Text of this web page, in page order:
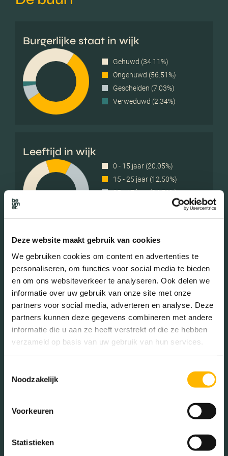
Deze website maakt gebruik van cookies
We gebruiken cookies om content en advertenties te
personaliseren, om functies voor social media te bieden
en om ons websiteverkeer te analyseren. Ook delen we
informatie over uw gebruik van onze site met onze
partners voor social media, adverteren en analyse. Deze
partners kunnen deze gegevens combineren met andere
informatie die u aan ze heeft verstrekt of die ze hebben
verzameld op basis van uw gebruik van hun services.
Noodzakelijk
Voorkeuren
Statistieken
Burgerlijke staat in wijk
Gehuwd (34.11%)
Ongehuwd (56.51%)
Gescheiden (7.03%)
Verweduwd (2.34%)
Leeftijd in wijk
0 - 15 jaar (20.05%)
15 - 25 jaar (12.50%)
25 - 45 jaar (34.51%)
45 - 65 jaar (25.52%)
65+ jaar (7.42%)
Geslacht
Mannen (49.35%)
Vrouwen (50.65%)
Gezinnen met kinderen
Zonder kinderen (22.64%)
Éénpersoons huishoudens